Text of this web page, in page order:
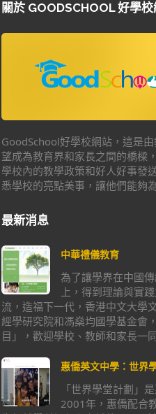
關於 GOODSCHOOL 好學
GoodSchool好學校網站，這是
望成為教育界和家長之間的橋樑
學校內的教學政策和好人好事發
悉學校的亮點美事，讓他們能夠
最新消息
中華禮儀教育
為了讓學界在中國
上，得到理論與實
流，造福下一代，香港中文大學
經學研究院和馮燊均國學基金會
目」，歡迎學校、教師和家長一
惠僑英文中學：世界
「世界學堂計劃」
2001年，惠僑配合